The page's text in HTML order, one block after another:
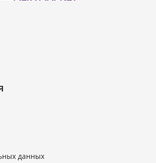
данных